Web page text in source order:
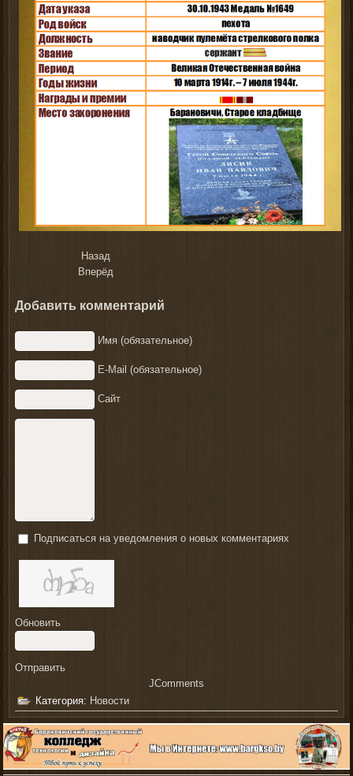
Назад
Вперёд
Добавить комментарий
Имя (обязательное)
E-Mail (обязательное)
Сайт
Подписаться на уведомления о новых комментариях
Обновить
Отправить
JComments
Категория: Новости